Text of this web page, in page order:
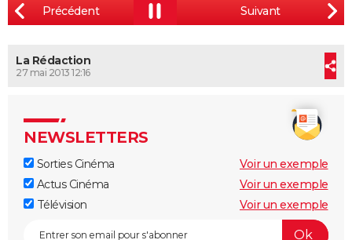
La Rédaction
27 mai 2013 12:16
NEWSLETTERS
Sorties Cinéma
Voir un exemple
Actus Cinéma
Voir un exemple
Télévision
Voir un exemple